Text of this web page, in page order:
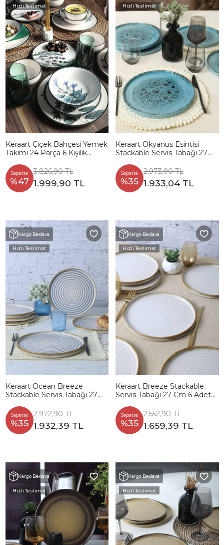
Hızlı Teslimat
Keraart Çiçek Bahçesi Yemek
Takımı 24 Parça 6 Kişilik
Sepette
%47
3.826,90 TL
1.999,90 TL
Hızlı Teslimat
Keraart Okyanus Esintisi
Stackable Servis Tabağı 27
Sepette
%35
2.973,90 TL
1.933,04 TL
Kargo Bedava
Hızlı Teslimat
Keraart Ocean Breeze
Stackable Servis Tabağı 27
Sepette
%35
2.972,90 TL
1.932,39 TL
Kargo Bedava
Hızlı Teslimat
Keraart Breeze Stackable
Servis Tabağı 27 Cm 6 Adet
Sepette
%35
2.552,90 TL
1.659,39 TL
Kargo Bedava
Hızlı Teslimat
Kargo Bedava
Hızlı Teslimat